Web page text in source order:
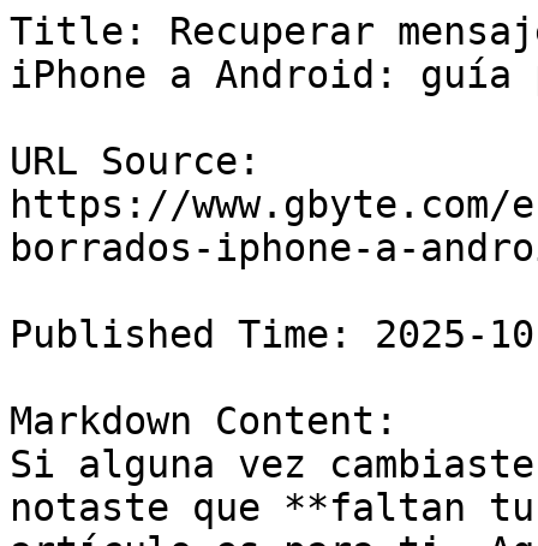
Title: Recuperar
iPhone a Android: guía
URL Source:
https://www.gbyte.com/
borrados-iphone-a-
Published Time: 2025-
Markdown Content:
Si alguna vez
notaste que **faltan